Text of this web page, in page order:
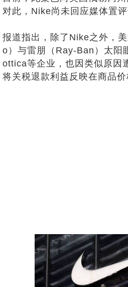
对此，Nike尚未回应媒体置评
报道指出，除了Nike之外，
o）与雷朋（Ray-Ban）太阳
ottica等企业，也因类似原因
将关税退款利益反映在商品价